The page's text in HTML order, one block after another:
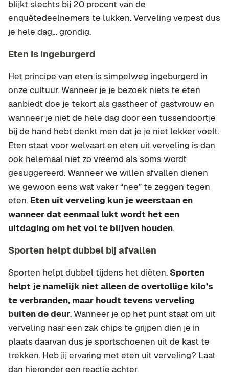
blijkt slechts bij 20 procent van de
enquêtedeelnemers te lukken. Verveling verpest dus
je hele dag… grondig.
Eten is ingeburgerd
Het principe van eten is simpelweg ingeburgerd in
onze cultuur. Wanneer je je bezoek niets te eten
aanbiedt doe je tekort als gastheer of gastvrouw en
wanneer je niet de hele dag door een tussendoortje
bij de hand hebt denkt men dat je je niet lekker voelt.
Eten staat voor welvaart en eten uit verveling is dan
ook helemaal niet zo vreemd als soms wordt
gesuggereerd. Wanneer we willen afvallen dienen
we gewoon eens wat vaker “nee” te zeggen tegen
eten. Eten uit verveling kun je weerstaan en
wanneer dat eenmaal lukt wordt het een
uitdaging om het vol te blijven houden.
Sporten helpt dubbel bij afvallen
Sporten helpt dubbel tijdens het diëten. Sporten
helpt je namelijk niet alleen de overtollige kilo’s
te verbranden, maar houdt tevens verveling
buiten de deur. Wanneer je op het punt staat om uit
verveling naar een zak chips te grijpen dien je in
plaats daarvan dus je sportschoenen uit de kast te
trekken. Heb jij ervaring met eten uit verveling? Laat
dan hieronder een reactie achter.